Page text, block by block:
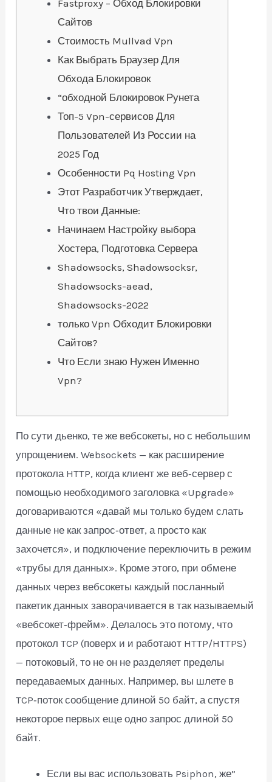
Fastproxy – Обход Блокировки
Сайтов
Стоимость Mullvad Vpn
Как Выбрать Браузер Для
Обхода Блокировок
“обходной Блокировок Рунета
Топ-5 Vpn-сервисов Для
Пользователей Из России на
2025 Год
Особенности Pq Hosting Vpn
Этот Разработчик Утверждает,
Что твои Данные:
Начинаем Настройку выбора
Хостера, Подготовка Сервера
Shadowsocks, Shadowsocksr,
Shadowsocks-aead,
Shadowsocks-2022
только Vpn Обходит Блокировки
Сайтов?
Что Если знаю Нужен Именно
Vpn?
По сути дьенко, те же вебсокеты, но с небольшим
упрощением. Websockets — как расширение
протокола HTTP, когда клиент же веб‑сервер с
помощью необходимого заголовка «Upgrade»
договариваются «давай мы только будем слать
данные не как запрос‑ответ, а просто как
захочется», и подключение переключить в режим
«трубы для данных». Кроме этого, при обмене
данных через вебсокеты каждый посланный
пакетик данных заворачивается в так называемый
«вебсокет‑фрейм». Делалось это потому, что
протокол TCP (поверх и и работают HTTP/HTTPS)
— потоковый, то не он не разделяет пределы
передаваемых данных. Например, вы шлете в
TCP‑поток сообщение длиной 50 байт, а спустя
некоторое первых еще одно запрос длиной 50
байт.
Если вы вас использовать Psiphon, же”